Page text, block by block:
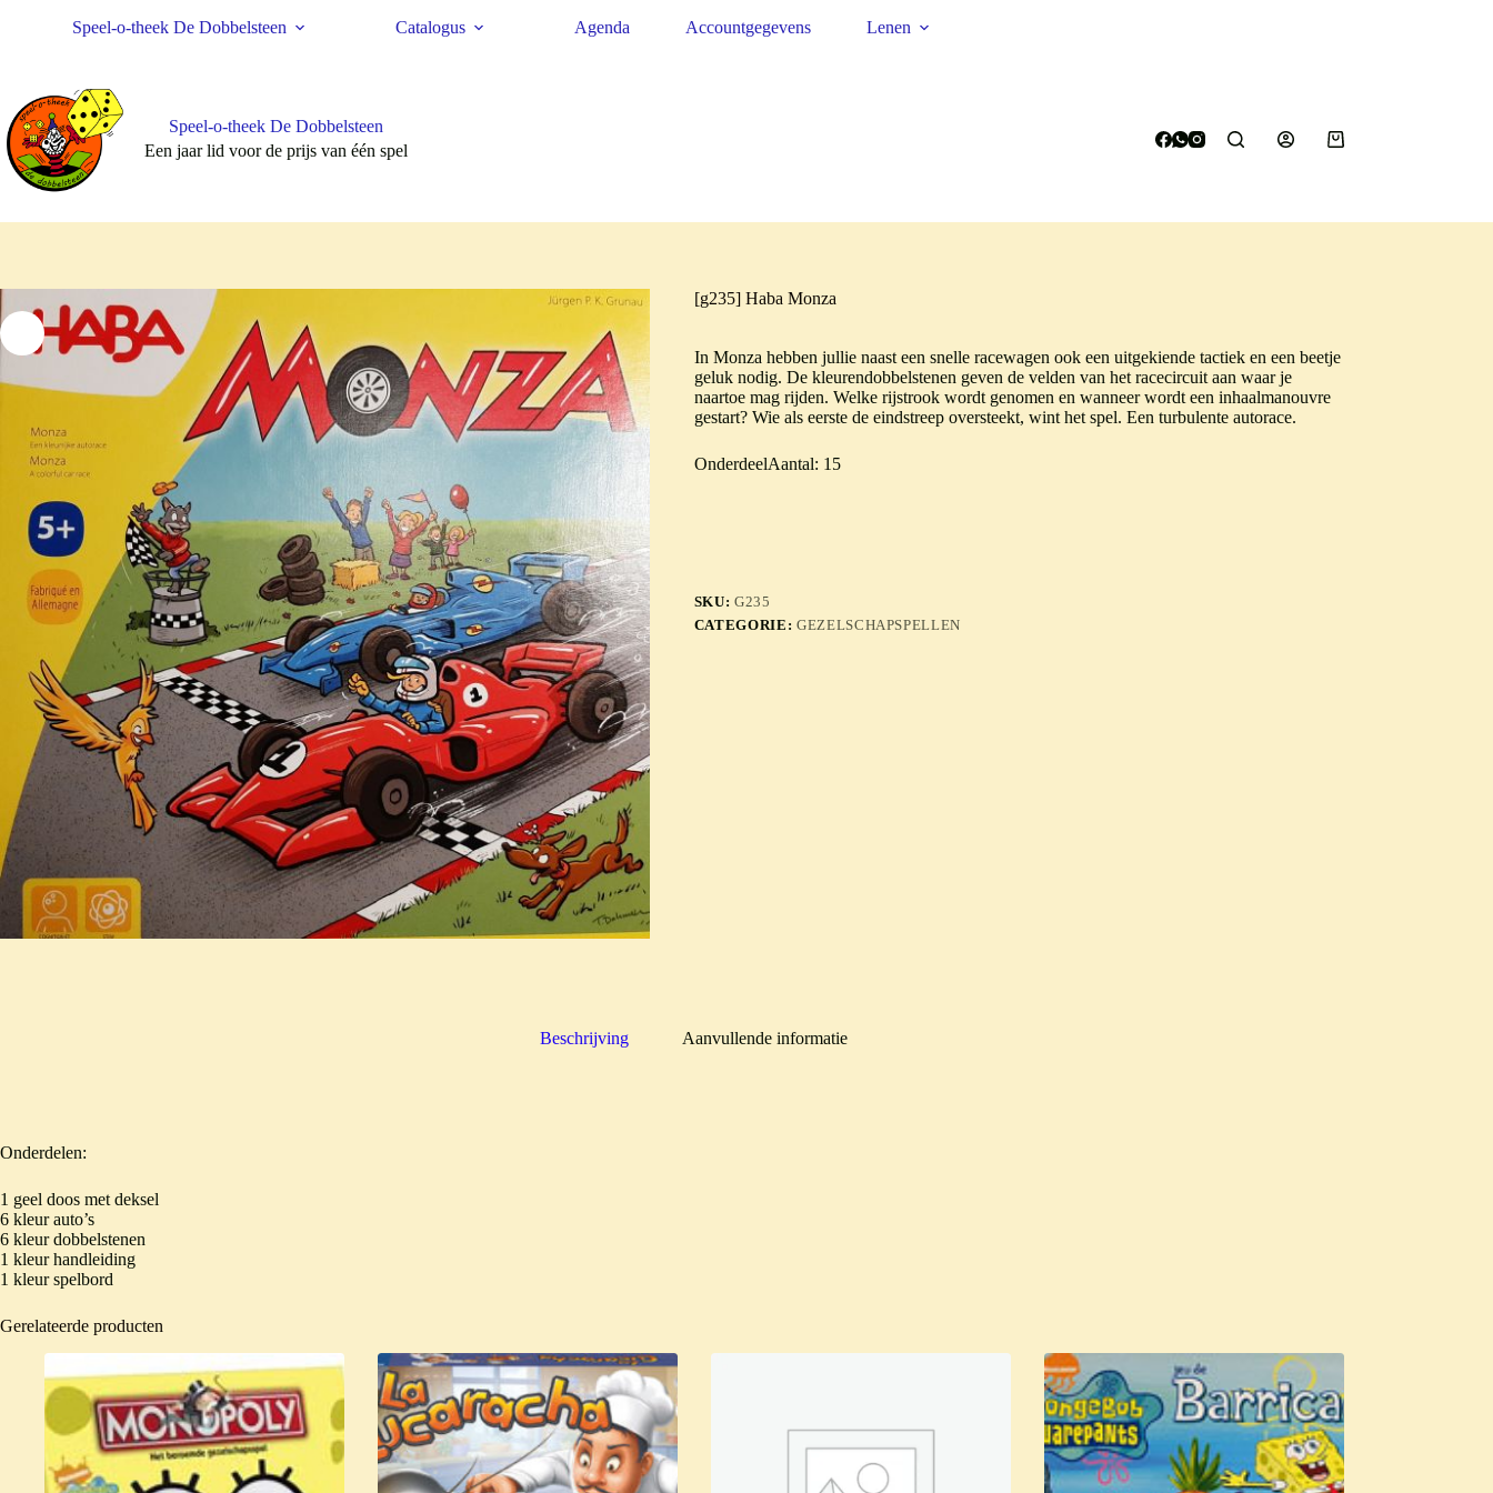
Speel-o-theek De Dobbelsteen Catalogus Agenda Accountgegevens Lenen
Speel-o-theek De Dobbelsteen
Een jaar lid voor de prijs van één spel
Winkelwagen
[g235] Haba Monza
In Monza hebben jullie naast een snelle racewagen ook een uitgekiende tactiek en een beetje
geluk nodig. De kleurendobbelstenen geven de velden van het racecircuit aan waar je
naartoe mag rijden. Welke rijstrook wordt genomen en wanneer wordt een inhaalmanouvre
gestart? Wie als eerste de eindstreep oversteekt, wint het spel. Een turbulente autorace.
OnderdeelAantal: 15
SKU:G235
CATEGORIE: GEZELSCHAPSPELLEN
Beschrijving Aanvullende informatie
Onderdelen:
1 geel doos met deksel
6 kleur auto’s
6 kleur dobbelstenen
1 kleur handleiding
1 kleur spelbord
Gerelateerde producten